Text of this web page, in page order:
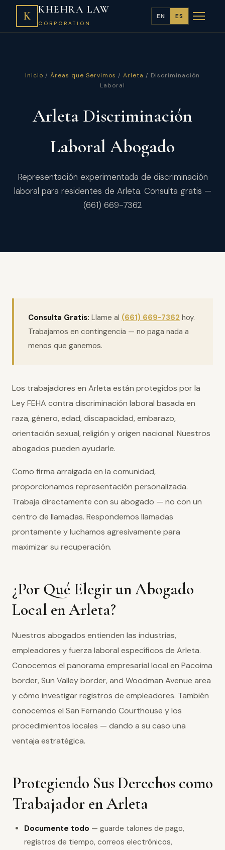
K KHEHRA LAW
CORPORATION
EN ES
Inicio / Áreas que Servimos / Arleta / Discriminación
Laboral
Arleta Discriminación
Laboral Abogado
Representación experimentada de discriminación
laboral para residentes de Arleta. Consulta gratis —
(661) 669-7362
Consulta Gratis: Llame al (661) 669-7362 hoy.
Trabajamos en contingencia — no paga nada a
menos que ganemos.
Los trabajadores en Arleta están protegidos por la
Ley FEHA contra discriminación laboral basada en
raza, género, edad, discapacidad, embarazo,
orientación sexual, religión y origen nacional. Nuestros
abogados pueden ayudarle.
Como firma arraigada en la comunidad,
proporcionamos representación personalizada.
Trabaja directamente con su abogado — no con un
centro de llamadas. Respondemos llamadas
prontamente y luchamos agresivamente para
maximizar su recuperación.
¿Por Qué Elegir un Abogado
Local en Arleta?
Nuestros abogados entienden las industrias,
empleadores y fuerza laboral específicos de Arleta.
Conocemos el panorama empresarial local en Pacoima
border, Sun Valley border, and Woodman Avenue area
y cómo investigar registros de empleadores. También
conocemos el San Fernando Courthouse y los
procedimientos locales — dando a su caso una
ventaja estratégica.
Protegiendo Sus Derechos como
Trabajador en Arleta
Documente todo — guarde talones de pago,
registros de tiempo, correos electrónicos,